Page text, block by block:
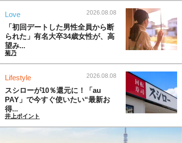
Love 2026.08.08
「初回デートした男性全員から断
られた」有名大卒34歳女性が、高
望み...
菊乃
Lifestyle 2026.08.08
スシローが10％還元に！「au
PAY」で今すぐ使いたい“最新お
得...
井上ポイント